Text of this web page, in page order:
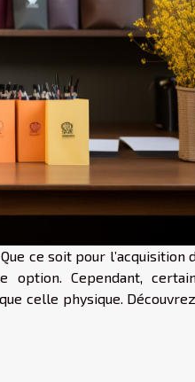
ce soit pour l’acquisition
Cependant,
celle physique.